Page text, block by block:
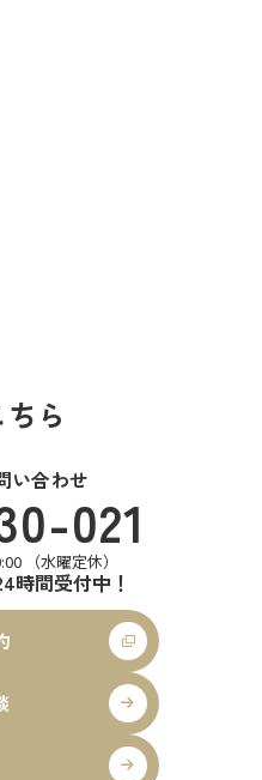
ら
い合わせ
021
（水曜定休）
時間受付中！